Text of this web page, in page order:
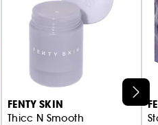
FENTY SKIN
Thicc N Smooth